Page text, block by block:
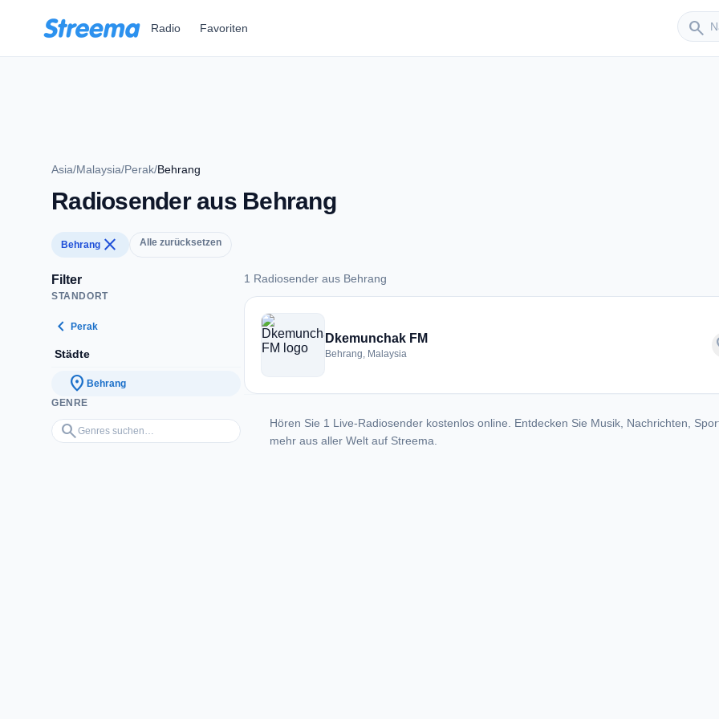
Radio Favoriten search
Sender
Asia/Malaysia/Perak/Behrang
Radiosender aus Behrang
Behrang close Alle zurücksetzen
Filter
STANDORT
chevron_left Perak
Städte
location_on Behrang
GENRE
search
Genres suchen…
1 Radiosender aus Behrang
1 Radiosender aus Behrang
Dkemunchak FM
Behrang, Malaysia
Hören Sie 1 Live-Radiosender kostenlos online. Entdecken Sie Musik, Nachrichten,
mehr aus aller Welt auf Streema.